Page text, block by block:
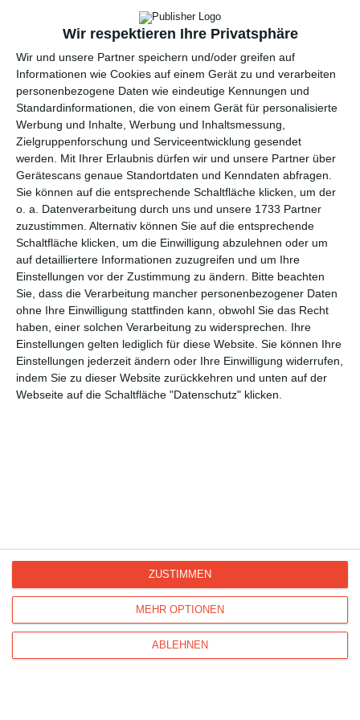
Wir respektieren Ihre Privatsphäre
Wir und unsere Partner speichern und/oder greifen auf
Informationen wie Cookies auf einem Gerät zu und verarbeiten
personenbezogene Daten wie eindeutige Kennungen und
Standardinformationen, die von einem Gerät für personalisierte
Werbung und Inhalte, Werbung und Inhaltsmessung,
Zielgruppenforschung und Serviceentwicklung gesendet
werden.
Mit Ihrer Erlaubnis dürfen wir und unsere Partner über
Gerätescans genaue Standortdaten und Kenndaten abfragen.
Sie können auf die entsprechende Schaltfläche klicken, um der
o. a. Datenverarbeitung durch uns und unsere 1733 Partner
zuzustimmen. Alternativ können Sie auf die entsprechende
Schaltfläche klicken, um die Einwilligung abzulehnen oder um
auf detailliertere Informationen zuzugreifen und um Ihre
Einstellungen vor der Zustimmung zu ändern.
Bitte beachten
Sie, dass die Verarbeitung mancher personenbezogener Daten
ohne Ihre Einwilligung stattfinden kann, obwohl Sie das Recht
haben, einer solchen Verarbeitung zu widersprechen. Ihre
Einstellungen gelten lediglich für diese Website. Sie können Ihre
Einstellungen jederzeit ändern oder Ihre Einwilligung widerrufen,
indem Sie zu dieser Website zurückkehren und unten auf der
Webseite auf die Schaltfläche "Datenschutz" klicken.
MEHR OPTIONEN
ABLEHNEN
ZUSTIMMEN
Facebook, Twitter, WhatsApp, ...
WEITERE KARTEN IN DIESEN
KATEGORIEN ANSEHEN
Feiertage, Festtage
Ehrentage
Namenstag
Vatertag
Glückwünsche
Glückwunsch Rente
Allgemeine Glückwünsche
Werdende Eltern
Geburt
Kisseo©
Ereignis-Kalender
Newsletter
Hilfe / FAQ
Nutzungsbedingungen
Kisseo auf Facebook